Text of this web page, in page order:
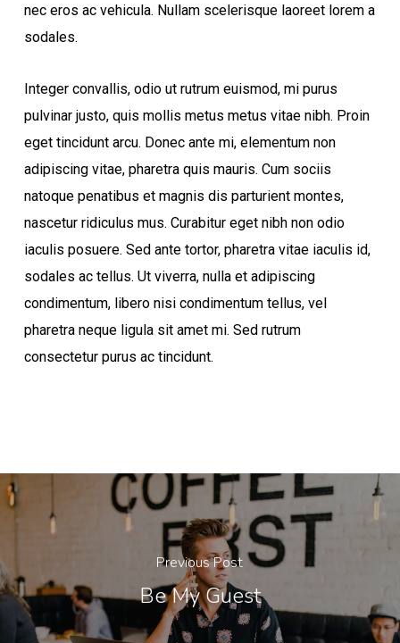
nec eros ac vehicula. Nullam scelerisque laoreet lorem a
sodales.
Integer convallis, odio ut rutrum euismod, mi purus
pulvinar justo, quis mollis metus metus vitae nibh. Proin
eget tincidunt arcu. Donec ante mi, elementum non
adipiscing vitae, pharetra quis mauris. Cum sociis
natoque penatibus et magnis dis parturient montes,
nascetur ridiculus mus. Curabitur eget nibh non odio
iaculis posuere. Sed ante tortor, pharetra vitae iaculis id,
sodales ac tellus. Ut viverra, nulla et adipiscing
condimentum, libero nisi condimentum tellus, vel
pharetra neque ligula sit amet mi. Sed rutrum
consectetur purus ac tincidunt.
Previous Post
Be My Guest